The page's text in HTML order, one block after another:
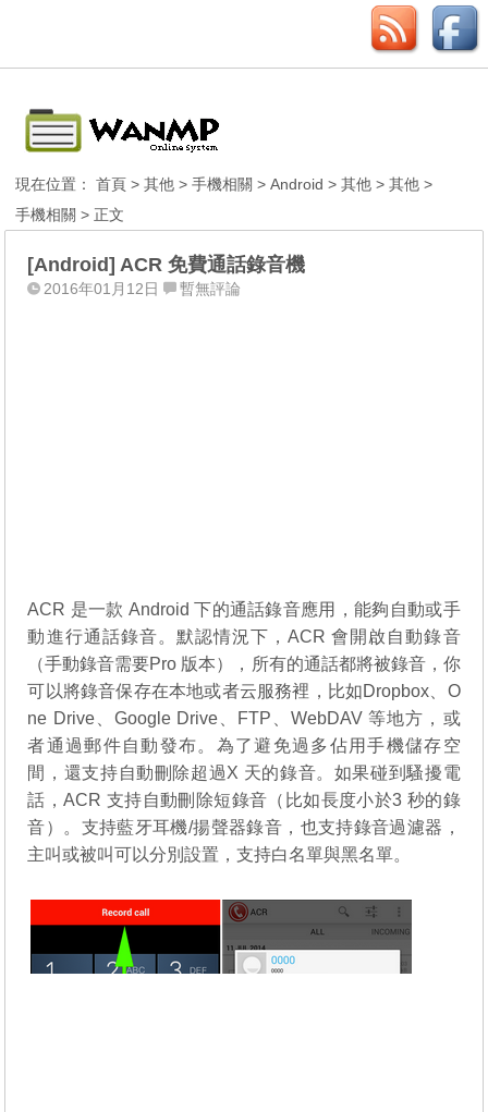
現在位置：首頁 >其他 >手機相關 >Android >其他 >其他 >
手機相關 > 正文
[Android] ACR 免費通話錄音機
2016年01月12日 暫無評論
ACR 是一款 Android 下的通話錄音應用，能夠自動或手
動進行通話錄音。默認情況下，ACR 會開啟自動錄音
（手動錄音需要Pro 版本），所有的通話都將被錄音，你
可以將錄音保存在本地或者云服務裡，比如Dropbox、O
ne Drive、Google Drive、FTP、WebDAV 等地方，或
者通過郵件自動發布。為了避免過多佔用手機儲存空
間，還支持自動刪除超過X 天的錄音。如果碰到騷擾電
話，ACR 支持自動刪除短錄音（比如長度小於3 秒的錄
音）。支持藍牙耳機/揚聲器錄音，也支持錄音過濾器，
主叫或被叫可以分別設置，支持白名單與黑名單。